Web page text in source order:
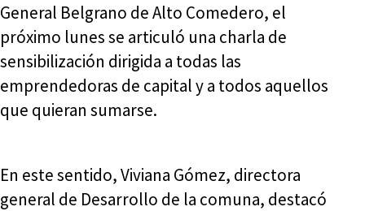
General Belgrano de Alto Comedero, el
próximo lunes se articuló una charla de
sensibilización dirigida a todas las
emprendedoras de capital y a todos aquellos
que quieran sumarse.
En este sentido, Viviana Gómez, directora
general de Desarrollo de la comuna, destacó